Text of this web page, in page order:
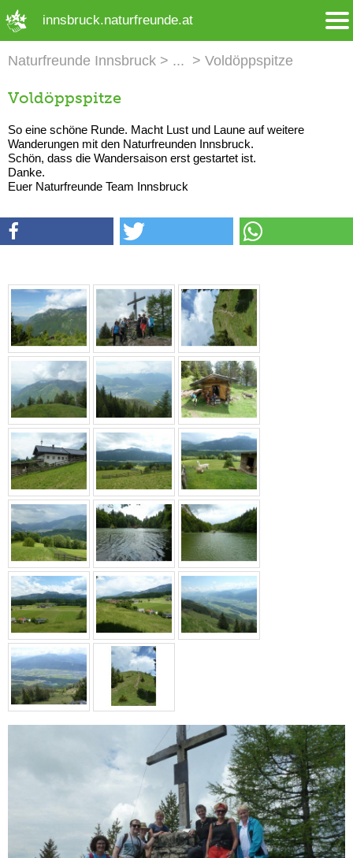
innsbruck.naturfreunde.at
Naturfreunde Innsbruck Voldöppspitze
Voldöppspitze
So eine schöne Runde. Macht Lust und Laune auf weitere
Wanderungen mit den Naturfreunden Innsbruck.
Schön, dass die Wandersaison erst gestartet ist.
Danke.
Euer Naturfreunde Team Innsbruck